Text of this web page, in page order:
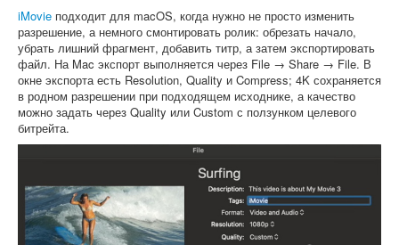
iMovie подходит для macOS, когда нужно не просто изменить
разрешение, а немного смонтировать ролик: обрезать начало,
убрать лишний фрагмент, добавить титр, а затем экспортировать
файл. На Mac экспорт выполняется через File → Share → File. В
окне экспорта есть Resolution, Quality и Compress; 4K сохраняется
в родном разрешении при подходящем исходнике, а качество
можно задать через Quality или Custom с ползунком целевого
битрейта.